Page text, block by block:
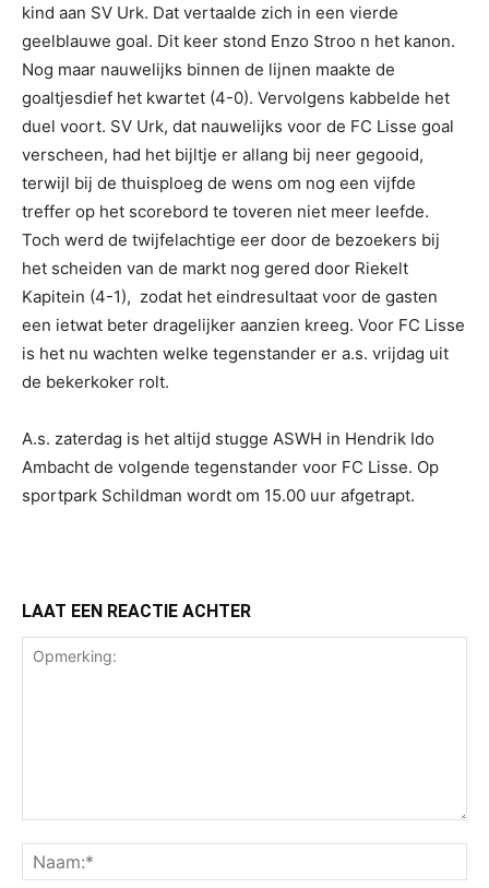
kind aan SV Urk. Dat vertaalde zich in een vierde
geelblauwe goal. Dit keer stond Enzo Stroo n het kanon.
Nog maar nauwelijks binnen de lijnen maakte de
goaltjesdief het kwartet (4-0). Vervolgens kabbelde het
duel voort. SV Urk, dat nauwelijks voor de FC Lisse goal
verscheen, had het bijltje er allang bij neer gegooid,
terwijl bij de thuisploeg de wens om nog een vijfde
treffer op het scorebord te toveren niet meer leefde.
Toch werd de twijfelachtige eer door de bezoekers bij
het scheiden van de markt nog gered door Riekelt
Kapitein (4-1), zodat het eindresultaat voor de gasten
een ietwat beter dragelijker aanzien kreeg. Voor FC Lisse
is het nu wachten welke tegenstander er a.s. vrijdag uit
de bekerkoker rolt.
A.s. zaterdag is het altijd stugge ASWH in Hendrik Ido
Ambacht de volgende tegenstander voor FC Lisse. Op
sportpark Schildman wordt om 15.00 uur afgetrapt.
LAAT EEN REACTIE ACHTER